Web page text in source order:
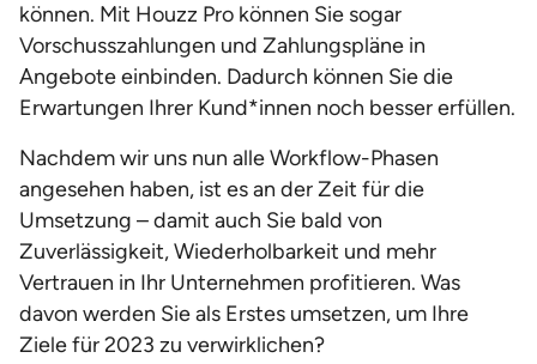
können. Mit Houzz Pro können Sie sogar
Vorschusszahlungen und Zahlungspläne in
Angebote einbinden. Dadurch können Sie die
Erwartungen Ihrer Kund*innen noch besser erfüllen.
Nachdem wir uns nun alle Workflow-Phasen
angesehen haben, ist es an der Zeit für die
Umsetzung – damit auch Sie bald von
Zuverlässigkeit, Wiederholbarkeit und mehr
Vertrauen in Ihr Unternehmen profitieren. Was
davon werden Sie als Erstes umsetzen, um Ihre
Ziele für 2023 zu verwirklichen?